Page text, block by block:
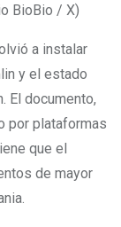
BioBio / X)
a instalar
y el estado
El documento,
por plataformas
que el
de mayor